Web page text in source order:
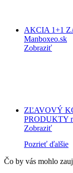
AKCIA 1+1
Manboxeo.sk
Zobraziť
ZĽAVOVÝ
PRODUKTY
Zobraziť
Pozrieť ďalšie
Čo by vás mohlo